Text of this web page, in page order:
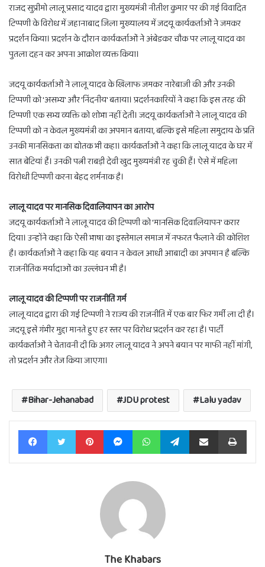
राजद सुप्रीमो लालू प्रसाद यादव द्वारा मुख्यमंत्री नीतीश कुमार पर की गई विवादित
टिप्पणी के विरोध में जहानाबाद जिला मुख्यालय में जदयू कार्यकर्ताओं ने जमकर
प्रदर्शन किया। प्रदर्शन के दौरान कार्यकर्ताओं ने अंबेडकर चौक पर लालू यादव का
पुतला दहन कर अपना आक्रोश व्यक्त किया।
जदयू कार्यकर्ताओं ने लालू यादव के खिलाफ जमकर नारेबाजी की और उनकी
टिप्पणी को 'असभ्य' और 'निंदनीय' बताया। प्रदर्शनकारियों ने कहा कि इस तरह की
टिप्पणी एक सभ्य व्यक्ति को शोभा नहीं देती। जदयू कार्यकर्ताओं ने लालू यादव की
टिप्पणी को न केवल मुख्यमंत्री का अपमान बताया, बल्कि इसे महिला समुदाय के प्रति
उनकी मानसिकता का द्योतक भी कहा। कार्यकर्ताओं ने कहा कि लालू यादव के घर में
सात बेटियां हैं। उनकी पत्नी राबड़ी देवी खुद मुख्यमंत्री रह चुकी हैं। ऐसे में महिला
विरोधी टिप्पणी करना बेहद शर्मनाक है।
लालू यादव पर मानसिक दिवालियापन का आरोप
जदयू कार्यकर्ताओं ने लालू यादव की टिप्पणी को 'मानसिक दिवालियापन' करार
दिया। उन्होंने कहा कि ऐसी भाषा का इस्तेमाल समाज में नफरत फैलाने की कोशिश
है। कार्यकर्ताओं ने कहा कि यह बयान न केवल आधी आबादी का अपमान है बल्कि
राजनीतिक मर्यादाओं का उल्लंघन भी है।
लालू यादव की टिप्पणी पर राजनीति गर्म
लालू यादव द्वारा की गई टिप्पणी ने राज्य की राजनीति में एक बार फिर गर्मी ला दी है।
जदयू इसे गंभीर मुद्दा मानते हुए हर स्तर पर विरोध प्रदर्शन कर रहा है। पार्टी
कार्यकर्ताओं ने चेतावनी दी कि अगर लालू यादव ने अपने बयान पर माफी नहीं मांगी,
तो प्रदर्शन और तेज किया जाएगा।
Bihar-Jehanabad JDU protest Lalu yadav
FacebookTwitter PinterestMessengerWhatsAppTelegramShare via Email Print
The Khabars